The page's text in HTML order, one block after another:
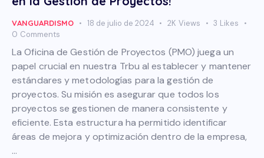
VANGUARDISMO 18 de julio de 2024 2K Views 3 Likes
0 Comments
La Oficina de Gestión de Proyectos (PMO) juega un
papel crucial en nuestra Trbu al establecer y mantener
estándares y metodologías para la gestión de
proyectos. Su misión es asegurar que todos los
proyectos se gestionen de manera consistente y
eficiente. Esta estructura ha permitido identificar
áreas de mejora y optimización dentro de la empresa,
…